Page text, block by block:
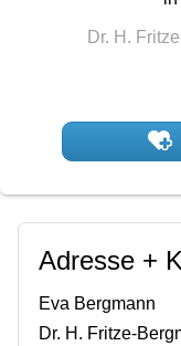
Dr. H.
Adresse +
Eva Bergmann
Dr. H. Fritze-